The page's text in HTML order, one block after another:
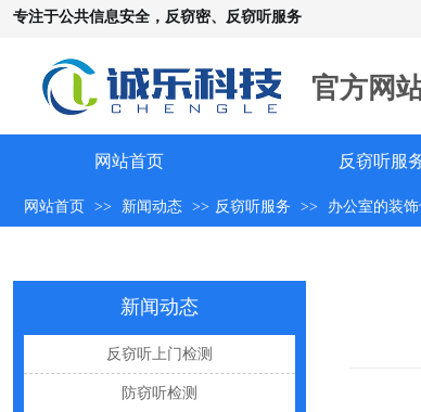
专注于公共信息安全，反窃密、反窃听服务
官方网
网站首页 反窃听服
网站首页 >> 新闻动态 >> 反窃听服务 >> 办公室的装
新闻动态
反窃听上门检测
防窃听检测
怀疑自己被窃听该怎么办？
出门在外，你还敢随手连WiFi吗
网购“反窃听神器”为何总翻车？
反窃听检测的用处